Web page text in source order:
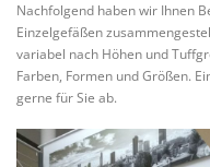
ÜBER UNS
Nachfolgend haben wir Ihnen
Einzelgefäßen
variabel nach Höhen und
Farben, Formen und Größen.
gerne für Sie ab.